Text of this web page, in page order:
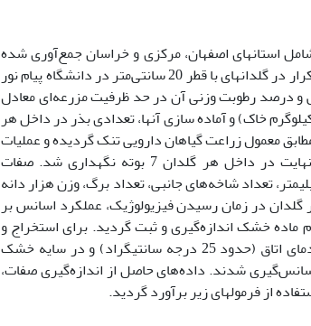
مختلف کشور شامل استانهای اصفهان، مرکزی و خراسان جمع‌آوری شده
بودند استفاده شد. این ژنوتیپ‌ها در قالب یک طرح کاملاً تصادفی با چهار تکرار در گلدانهای با قطر 20 سانتی‌متر در دانشگاه پیام نور
و درصد رطوبت وزنی آن در حد ظرفیت مزرعه‌ای معادل
درصد تعیین شد. پس از پر کردن گلدان‌ها (در داخل هر گلدان 5/9 کیلوگرم خاک) و آماده سازی آنها، تعدادی بذر در داخل هر
معمول زراعت گیاهان دارویی تنک گردیده و عملیات
داشت شامل آبیاری، کوددهی و وجین به طور مرتب انجام گردید. در نهایت در داخل هر گلدان 7 بوته نگهداری شد. صفات
تعداد شاخه‌های جانبی، تعداد برگ، وزن هزار دانه
در زمان رسیدن فیزیولوژیک، عملکرد اسانس بر
خشک اندازه‌گیری و ثبت گردید. برای استخراج و
اندازه‌گیری اسانس، بوته‌ها در مرحله گلدهی کامل برداشت شده و در دمای اتاق (حدود 25 درجه سانتیگراد) و در سایه خشک
شدند. داده‌های حاصل از اندازه‌گیری صفات،
از فرمولهای زیر برآورد گردید.